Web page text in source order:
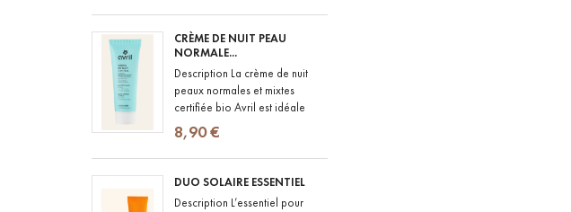
CRÈME DE NUIT PEAU
NORMALE...
Description La crème de nuit
peaux normales et mixtes
certifiée bio Avril est idéale
pour prendre soin de votre
peau. Cette crème associe
des...
8,90 €
DUO SOLAIRE ESSENTIEL
Description L’essentiel pour